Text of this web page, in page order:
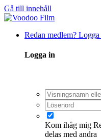
Gå till innehåll
Redan medlem?
Logga in
Kom ihåg mig
delas med andra